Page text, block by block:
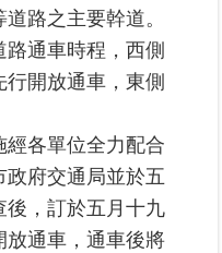
路之主要幹道。
通車時程，西側
開放通車，東側
經各單位全力配合
府交通局並於五
後，訂於五月十九
放通車，通車後將